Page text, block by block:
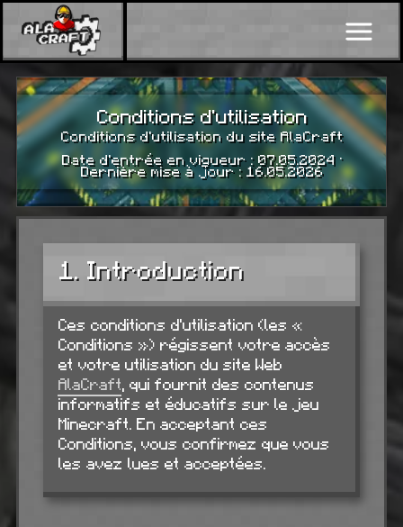
Conditions d'utilisation
Conditions d'utilisation du site AlaCraft
Date d'entrée en vigueur : 07.05.2024 ·
Dernière mise à jour : 16.05.2026
1. Introduction
Ces conditions d'utilisation (les «
Conditions ») régissent votre accès
et votre utilisation du site Web
AlaCraft, qui fournit des contenus
informatifs et éducatifs sur le jeu
Minecraft. En acceptant ces
Conditions, vous confirmez que vous
les avez lues et acceptées.